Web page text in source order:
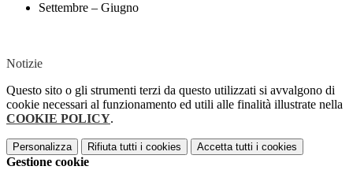
Settembre – Giugno
Notizie
Questo sito o gli strumenti terzi da questo utilizzati si avvalgono di
cookie necessari al funzionamento ed utili alle finalità illustrate nella
COOKIE POLICY.
Personalizza Rifiuta tutti i cookies Accetta tutti i cookies
Gestione cookie